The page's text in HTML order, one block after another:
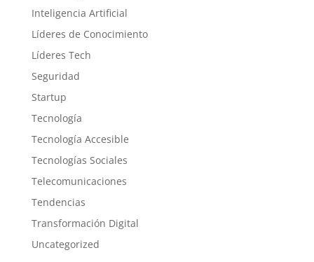
Inteligencia Artificial
Líderes de Conocimiento
Líderes Tech
Seguridad
Startup
Tecnología
Tecnología Accesible
Tecnologías Sociales
Telecomunicaciones
Tendencias
Transformación Digital
Uncategorized